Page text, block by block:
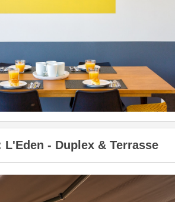
- Duplex & Terrasse